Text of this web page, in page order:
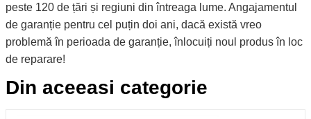
peste 120 de țări și regiuni din întreaga lume. Angajamentul
de garanție pentru cel puțin doi ani, dacă există vreo
problemă în perioada de garanție, înlocuiți noul produs în loc
de reparare!
Din aceeasi categorie